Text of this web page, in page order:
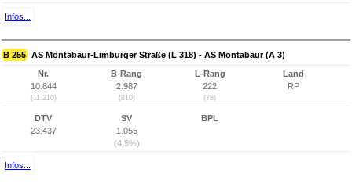
Infos...
B 255 AS Montabaur-Limburger Straße (L 318) - AS Montabaur (A 3)
Nr.
10.844
(11.210)
B-Rang
2.987
(810)
L-Rang
222
(78)
Land
RP
DTV
23.437
SV
1.055
(4,5%)
BPL
Infos...